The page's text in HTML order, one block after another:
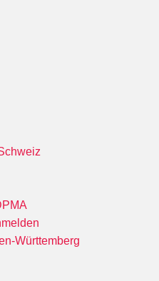
Württemberg